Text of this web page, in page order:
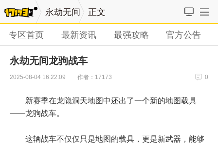
永劫无间 正文
专区首页 最新资讯 最强攻略 官方公告
永劫无间龙驹战车
2025-08-04 16:22:09 作者：17173 0
新赛季在龙隐洞天地图中还出了一个新的地图载具
——龙驹战车。
这辆战车不仅仅只是地图的载具，更是新武器，能够